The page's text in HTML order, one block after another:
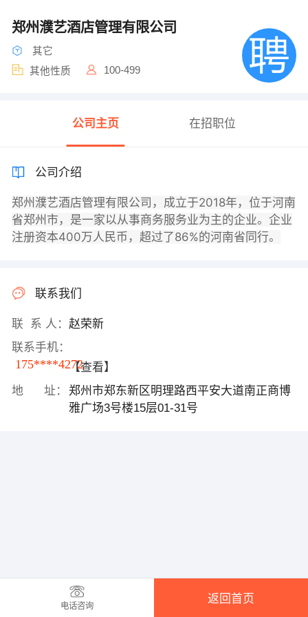
郑州濮艺酒店管理有限公司
其它
其他性质
100-499
公司主页 在招职位
公司介绍
郑州濮艺酒店管理有限公司，成立于2018年，位于河南
省郑州市，是一家以从事商务服务业为主的企业。企业
注册资本400万人民币，超过了86%的河南省同行。
联系我们
联 系 人： 赵荣新
联系手机：
175****4272【查看】
地 址：
郑州市郑东新区明理路西平安大道南正商博
雅广场3号楼15层01-31号
电话咨询
返回首页